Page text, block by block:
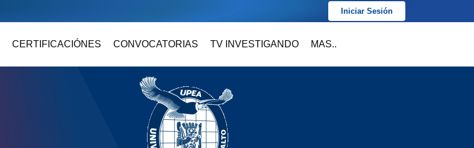
Iniciar Sesión
CERTIFICACIÓNES CONVOCATORIAS TV INVESTIGANDO MAS..